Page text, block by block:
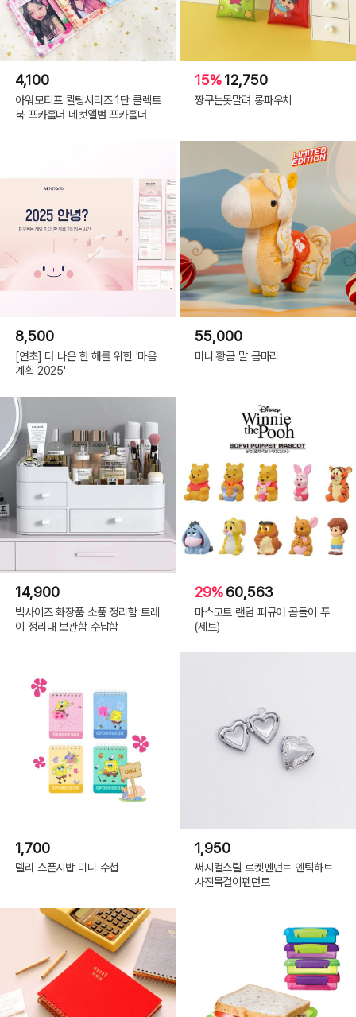
4,100
아워모티프 퀼팅시리즈 1단 콜렉트
북 포카홀더 네컷앨범 포카홀더
15%12,750
짱구는못말려 롱파우치
8,500
[연초] 더 나은 한 해를 위한 '마음
계획 2025'
55,000
미니 황금 말 금마리
14,900
빅사이즈 화장품 소품 정리함 트레
이 정리대 보관함 수납함
29%60,563
마스코트 랜덤 피규어 곰돌이 푸
(세트)
1,700
델리 스폰지밥 미니 수첩
1,950
써지컬스틸 로켓펜던트 엔틱하트
사진목걸이펜던트